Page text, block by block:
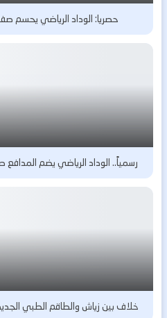
حصريا: الوداد الرياضي يحسم
رسمياً.. الوداد الرياضي يضم
خلاف بين زياش والطاقم الطبي